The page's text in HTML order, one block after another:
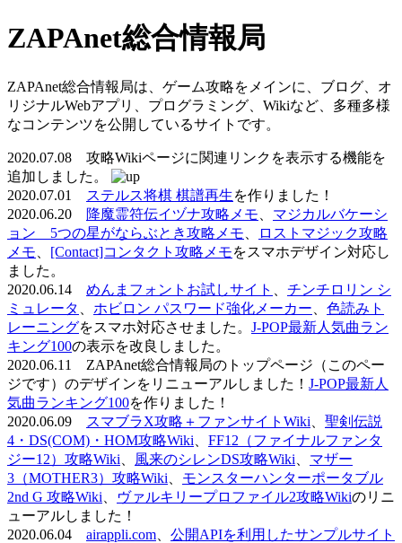
ZAPAnet総合情報局
ZAPAnet総合情報局は、ゲーム攻略をメインに、ブログ、オ
リジナルWebアプリ、プログラミング、Wikiなど、多種多様
なコンテンツを公開しているサイトです。
2020.07.08 攻略Wikiページに関連リンクを表示する機能を
追加しました。
2020.07.01
ステルス将棋 棋譜再生を作りました！
2020.06.20
降魔霊符伝イヅナ攻略メモ
マジカルバケーシ
ョン 5つの星がならぶとき攻略メモ
ロストマジック攻略
メモ
[Contact]コンタクト攻略メモをスマホデザイン対応し
ました。
2020.06.14 めんまフォントお試しサイト
チンチロリン シ
ミュレータ
ホビロン パスワード強化メーカー
色読みト
レーニングをスマホ対応させました。 J-POP最新人気曲ラン
キング100の表示を改良しました。
2020.06.11 ZAPAnet総合情報局のトップページ（このペー
ジです）のデザインをリニューアルしました！ J-POP最新人
気曲ランキング100を作りました！
2020.06.09
スマブラX攻略＋ファンサイトWiki
聖剣伝説
4・DS(COM)・HOM攻略Wiki
FF12（ファイナルファンタ
ジー12）攻略Wiki
風来のシレンDS攻略Wiki
マザー
3（MOTHER3）攻略Wiki
モンスターハンターポータブル
2nd G 攻略Wiki
ヴァルキリープロファイル2攻略Wikiのリニ
ューアルしました！
2020.06.04 airappli.com
公開APIを利用したサンプルサイト